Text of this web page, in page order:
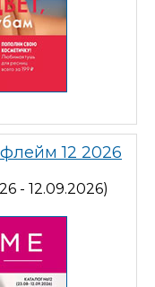
12 2026
- 12.09.2026)